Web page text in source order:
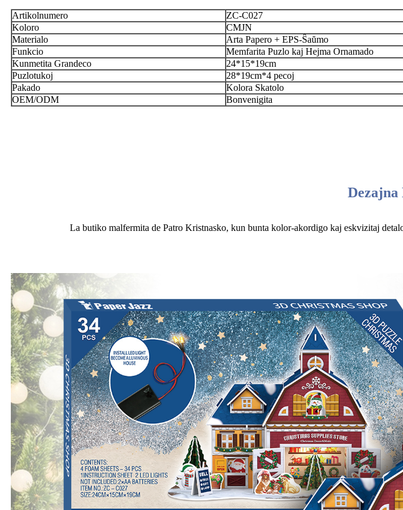
Artikolnumero
ZC-C027
Koloro
CMJN
Materialo
Arta Papero + EPS-Ŝaŭmo
Funkcio
Memfarita Puzlo kaj Hejma Ornamado
Kunmetita Grandeco
24*15*19cm
Puzlotukoj
28*19cm*4 pecoj
Pakado
Kolora Skatolo
OEM/ODM
Bonvenigita
Dezajna
La butiko malfermita de Patro Kristnasko, kun bunta kolor-akordigo kaj eskvizitaj